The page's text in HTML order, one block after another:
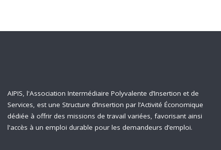
AIPIS, l'Association Intermédiaire Polyvalente d’Insertion et de
Services, est une Structure d’Insertion par l’Activité Économique
dédiée à offrir des missions de travail variées, favorisant ainsi
l'accès à un emploi durable pour les demandeurs d’emploi.